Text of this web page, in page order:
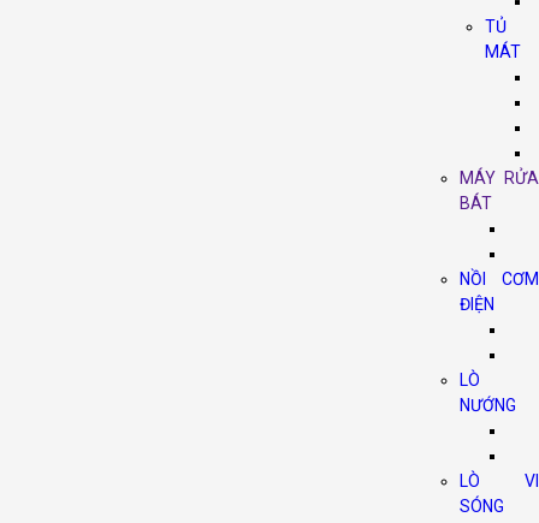
TỦ
MÁT
MÁY RỬA
BÁT
NỒI CƠM
ĐIỆN
LÒ
NƯỚNG
LÒ VI
SÓNG